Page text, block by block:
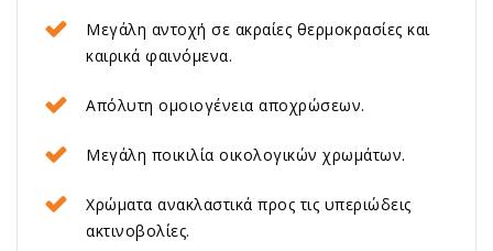
Μεγάλη αντοχή σε ακραίες θερμοκρασίες και
καιρικά φαινόμενα.
Aπόλυτη ομοιογένεια αποχρώσεων.
Μεγάλη ποικιλία οικολογικών χρωμάτων.
Χρώματα ανακλαστικά προς τις υπεριώδεις
ακτινοβολίες.